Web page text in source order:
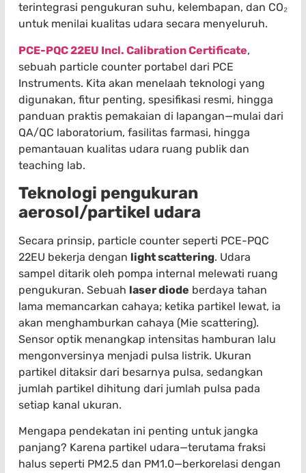
terintegrasi pengukuran suhu, kelembapan, dan CO₂
untuk menilai kualitas udara secara menyeluruh.
PCE-PQC 22EU Incl. Calibration Certificate,
sebuah particle counter portabel dari PCE
Instruments. Kita akan menelaah teknologi yang
digunakan, fitur penting, spesifikasi resmi, hingga
panduan praktis pemakaian di lapangan—mulai dari
QA/QC laboratorium, fasilitas farmasi, hingga
pemantauan kualitas udara ruang publik dan
teaching lab.
Teknologi pengukuran
aerosol/partikel udara
Secara prinsip, particle counter seperti PCE-PQC
22EU bekerja dengan light scattering. Udara
sampel ditarik oleh pompa internal melewati ruang
pengukuran. Sebuah laser diode berdaya tahan
lama memancarkan cahaya; ketika partikel lewat, ia
akan menghamburkan cahaya (Mie scattering).
Sensor optik menangkap intensitas hamburan lalu
mengonversinya menjadi pulsa listrik. Ukuran
partikel ditaksir dari besarnya pulsa, sedangkan
jumlah partikel dihitung dari jumlah pulsa pada
setiap kanal ukuran.
Mengapa pendekatan ini penting untuk jangka
panjang? Karena partikel udara—terutama fraksi
halus seperti PM2.5 dan PM1.0—berkorelasi dengan